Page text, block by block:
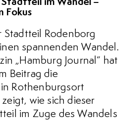
Stadtteil im Wandel –
Fokus
Stadtteil Rodenborg
spannenden Wandel.
„Hamburg Journal“ hat
Beitrag die
Rothenburgsort
wie sich dieser
im Zuge des Wandels